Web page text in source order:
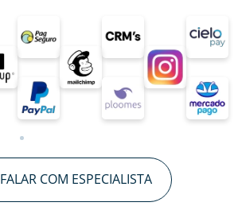
FALAR COM ESPECIALISTA